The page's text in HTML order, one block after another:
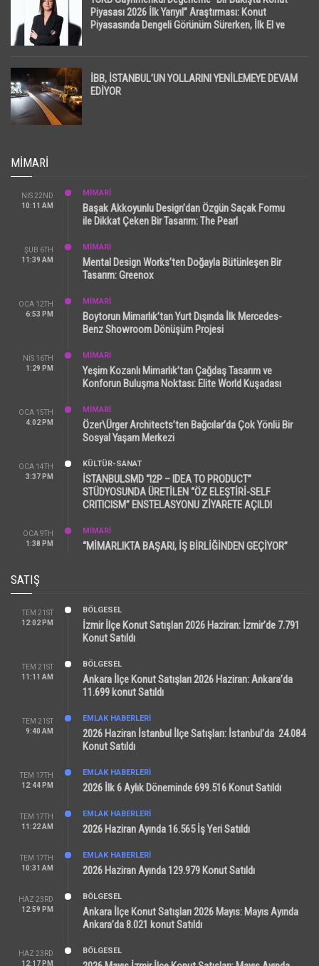
Piyasası 2026 İlk Yarıyıl” Araştırması: Konut
Piyasasında Dengeli Görünüm Sürerken, İlk El ve
İBB, İSTANBUL’UN YOLLARINI YENİLEMEYE DEVAM
EDİYOR
MIMARI
NIS 22ND
10:11 AM
MİMARİ
Başak Akkoyunlu Design’dan Özgün Saçak Formu
ile Dikkat Çeken Bir Tasarım: The Pearl
ŞUB 6TH
11:39 AM
MİMARİ
Mental Design Works’ten Doğayla Bütünleşen Bir
Tasarım: Greenox
OCA 12TH
6:53 PM
MİMARİ
Boytorun Mimarlık’tan Yurt Dışında İlk Mercedes-
Benz Showroom Dönüşüm Projesi
NIS 16TH
1:29 PM
MİMARİ
Yeşim Kozanlı Mimarlık’tan Çağdaş Tasarım ve
Konforun Buluşma Noktası: Elite World Kuşadası
OCA 15TH
4:02 PM
MİMARİ
Özer\Ürger Architects’ten Bağcılar’da Çok Yönlü Bir
Sosyal Yaşam Merkezi
OCA 14TH
3:37 PM
KÜLTÜR-SANAT
İSTANBULSMD “I2P – IDEA TO PRODUCT”
STÜDYOSUNDA ÜRETİLEN “ÖZ ELEŞTİRİ-SELF
CRITICISM” ENSTELASYONU ZİYARETE AÇILDI
OCA 9TH
1:38 PM
MİMARİ
“MİMARLIKTA BAŞARI, İŞ BİRLİĞİNDEN GEÇİYOR”
SATIŞ
TEM 21ST
12:02 PM
BÖLGESEL
İzmir İlçe Konut Satışları 2026 Haziran: İzmir’de 7.791
Konut Satıldı
TEM 21ST
11:11 AM
BÖLGESEL
Ankara İlçe Konut Satışları 2026 Haziran: Ankara’da
11.699 konut Satıldı
TEM 21ST
9:40 AM
EMLAK HABERLERI
2026 Haziran İstanbul İlçe Satışları: İstanbul’da 24.084
Konut Satıldı
TEM 17TH
12:44 PM
EMLAK HABERLERI
2026 İlk 6 Aylık Döneminde 699.516 Konut Satıldı
TEM 17TH
11:22 AM
EMLAK HABERLERI
2026 Haziran Ayında 16.565 İş Yeri Satıldı
TEM 17TH
10:31 AM
EMLAK HABERLERI
2026 Haziran Ayında 129.979 Konut Satıldı
HAZ 23RD
12:59 PM
BÖLGESEL
Ankara İlçe Konut Satışları 2026 Mayıs: Mayıs Ayında
Ankara’da 8.021 konut Satıldı
HAZ 23RD
12:17 PM
BÖLGESEL